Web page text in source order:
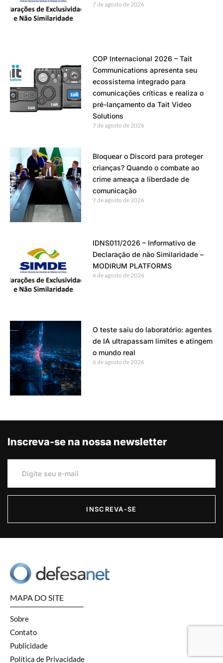
7 de agosto de 2026
COP Internacional 2026 – Tait
Communications apresenta seu
ecossistema integrado para
comunicações críticas e realiza o
pré-lançamento da Tait Video
Solutions
7 de agosto de 2026
Bloquear o Discord para proteger
crianças? Quando o combate ao
crime ameaça a liberdade de
comunicação
7 de agosto de 2026
IDNS011/2026 – Informativo de
Declaração de não Similaridade –
MODIRUM PLATFORMS
6 de agosto de 2026
O teste saiu do laboratório: agentes
de IA ultrapassam limites e atingem
o mundo real
6 de agosto de 2026
Inscreva-se na nossa newsletter
INSCREVA-SE
MAPA DO SITE
Sobre
Contato
Publicidade
Política de Privacidade